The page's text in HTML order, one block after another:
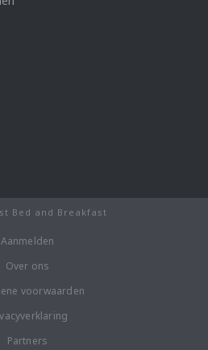
Bed and Breakfast
Aanmelden
Over ons
voorwaarden
Partners